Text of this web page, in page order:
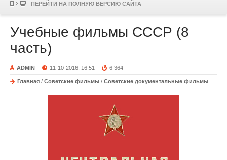
ПЕРЕЙТИ НА ПОЛНУЮ ВЕРСИЮ САЙТА
Учебные фильмы СССР (8
часть)
ADMIN 11-10-2016, 16:51 6 364
Главная / Советские фильмы / Советские документальные фильмы